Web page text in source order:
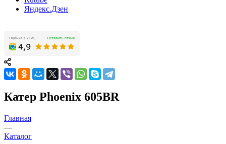
Яндекс.Дзен
Катер Phoenix 605BR
Главная
—
Каталог